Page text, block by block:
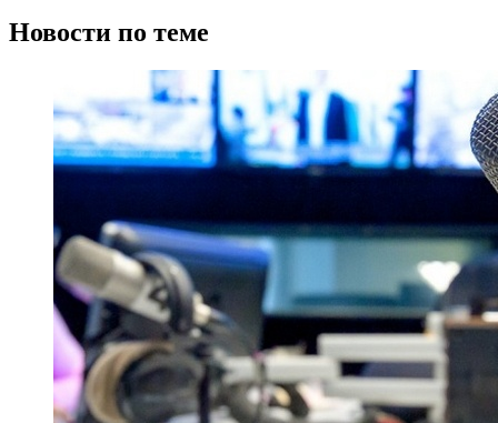
Новости по теме